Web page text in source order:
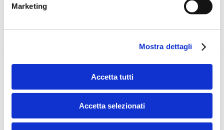
Marketing
Mostra dettagli
Accetta tutti
Accetta selezionati
di Flavio Padovan, Maddalena Libertini -
I proof of concept
realizzati con l'AI funzionano. Spesso sorprendono per la